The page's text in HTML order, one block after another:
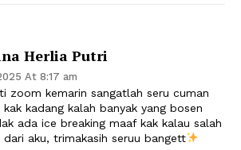
Herlia Putri
At 8:17 am
zoom kemarin sangatlah seru cuman
kadang kalah banyak yang bosen
ada ice breaking maaf kak kalau salah
dari aku, trimakasih seruu bangett